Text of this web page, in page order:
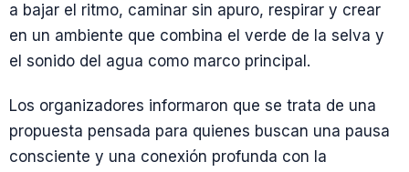
a bajar el ritmo, caminar sin apuro, respirar y crear
en un ambiente que combina el verde de la selva y
el sonido del agua como marco principal.
Los organizadores informaron que se trata de una
propuesta pensada para quienes buscan una pausa
consciente y una conexión profunda con la